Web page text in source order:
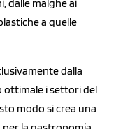
dalle malghe ai
a quelle
dalla
ottimale i settori del
modo si crea una